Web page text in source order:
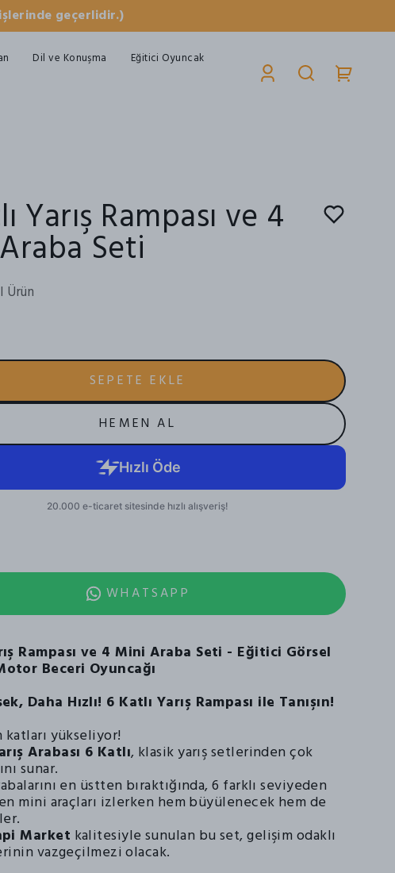
geçerlidir.)
Dil ve Konuşma
Eğitici Oyuncak
Yarış Rampası ve 4
Seti
Ürün
SEPETE EKLE
HEMEN AL
WHATSAPP
Rampası ve 4 Mini Araba Seti - Eğitici Görsel
Beceri Oyuncağı
Daha Hızlı! 6 Katlı Yarış Rampası ile Tanışın!
yükseliyor!
Arabası 6 Katlı, klasik yarış setlerinden çok
sunar.
en üstten bıraktığında, 6 farklı seviyeden
mini araçları izlerken hem büyülenecek hem de
Market kalitesiyle sunulan bu set, gelişim odaklı
vazgeçilmezi olacak.